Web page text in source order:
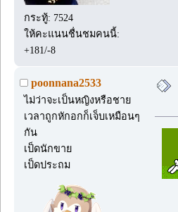
กระทู้: 7524
ให้คะแนนชื่นชมคนนี้:
+181/-8
poonnana2533
ไม่ว่าจะเป็นหญิงหรือชาย
เวลาถูกหักอกก็เจ็บเหมือนๆ
กัน
เป็ดนักขาย
เป็ดประถม